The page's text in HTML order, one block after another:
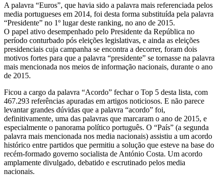
A palavra “Euros”, que havia sido a palavra mais referenciada pelos
media portugueses em 2014, foi desta forma substituída pela palavra
“Presidente” no 1º lugar deste ranking, no ano de 2015.
O papel ativo desempenhado pelo Presidente da República no
período conturbado pós eleições legislativas, e ainda as eleições
presidenciais cuja campanha se encontra a decorrer, foram dois
motivos fortes para que a palavra “presidente” se tornasse na palavra
mais mencionada nos meios de informação nacionais, durante o ano
de 2015.
Ficou a cargo da palavra “Acordo” fechar o Top 5 desta lista, com
467.293 referências apuradas em artigos noticiosos. E não parece
levantar grandes dúvidas que a palavra “acordo” foi,
definitivamente, uma das palavras que marcaram o ano de 2015, e
especialmente o panorama político português. O “País” (a segunda
palavra mais mencionada nos media nacionais) assistiu a um acordo
histórico entre partidos que permitiu a solução que esteve na base do
recém-formado governo socialista de António Costa. Um acordo
amplamente divulgado, debatido e escrutinado pelos media
nacionais.